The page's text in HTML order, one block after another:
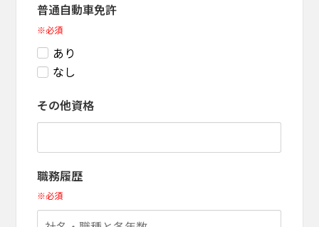
普通自動車免許
※必須
あり
なし
その他資格
職務履歴
※必須